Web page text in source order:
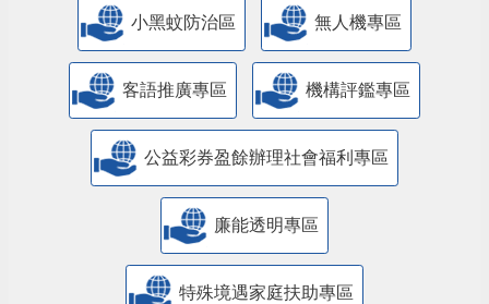
小黑蚊防治區 無人機專區
客語推廣專區 機構評鑑專區
公益彩券盈餘辦理社會福利專區
廉能透明專區
特殊境遇家庭扶助專區